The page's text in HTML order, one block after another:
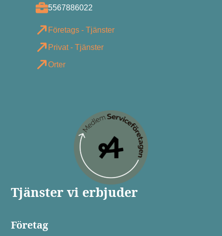
5567886022
Företags - Tjänster
Privat - Tjänster
Orter
Tjänster vi erbjuder
Företag